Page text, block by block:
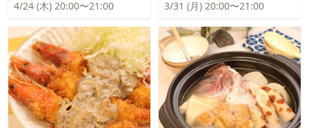
4/24 (木) 20:00〜21:00 3/31 (月) 20:00〜21:00